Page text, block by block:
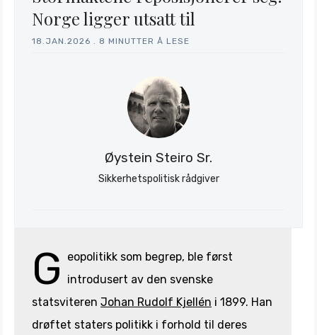
Søk
Stratagem
Norge ligger utsatt til
18.JAN.2026 8 MINUTTER Å LESE
Øystein Steiro Sr.
Sikkerhetspolitisk rådgiver
G
eopolitikk som begrep, ble først
introdusert av den svenske
statsviteren Johan Rudolf Kjellén i 1899. Han
drøftet staters politikk i forhold til deres